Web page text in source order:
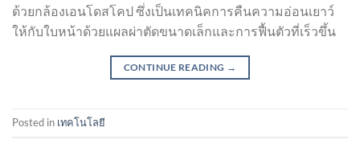
ด้วยกล้องเอนโดสโคป ซึ่งเป็นเทคนิคการคืนความอ่อนเยาว์
ให้กับใบหน้าด้วยแผลผ่าตัดขนาดเล็กและการฟื้นตัวที่เร็วขึ้น
CONTINUE READING →
Posted in เทคโนโลยี